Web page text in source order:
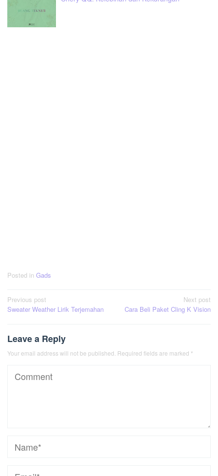
Posted in Gads
Post
navigation
Previous post
Sweater Weather Lirik Terjemahan
Next post
Cara Beli Paket Cling K Vision
Leave a Reply
Your email address will not be published. Required fields are marked *